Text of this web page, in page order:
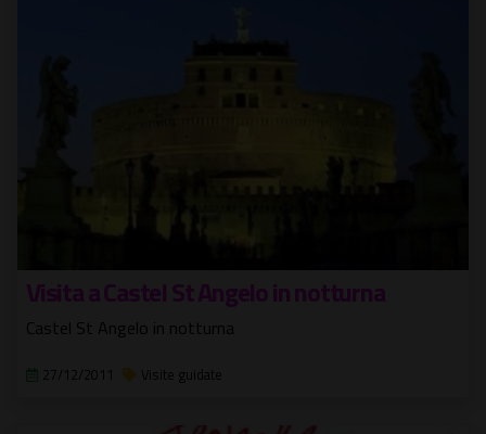
Visita a Castel St Angelo in notturna
Castel St Angelo in notturna
27/12/2011 Visite guidate